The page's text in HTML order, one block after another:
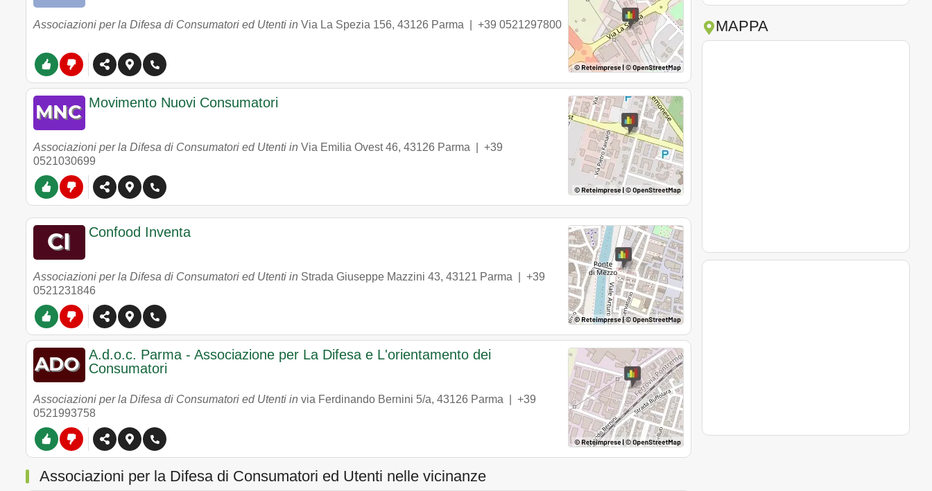
Associazioni per la Difesa di Consumatori ed Utenti in Via La Spezia 156, 43126 Parma +39 0521297800
Movimento Nuovi Consumatori
Associazioni per la Difesa di Consumatori ed Utenti in Via Emilia Ovest 46, 43126 Parma
+39
0521030699
Confood Inventa
Associazioni per la Difesa di Consumatori ed Utenti in Strada Giuseppe Mazzini 43, 43121 Parma
+39
0521231846
A.d.o.c. Parma - Associazione per La Difesa e L'orientamento dei
Consumatori
Associazioni per la Difesa di Consumatori ed Utenti in via Ferdinando Bernini 5/a, 43126 Parma
+39
0521993758
Associazioni per la Difesa di Consumatori ed Utenti nelle vicinanze
MAPPA